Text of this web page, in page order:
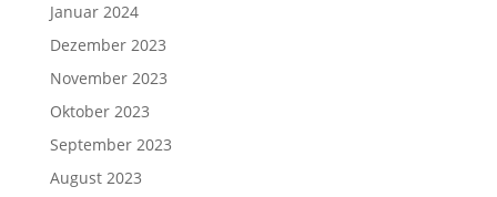
Januar 2024
Dezember 2023
November 2023
Oktober 2023
September 2023
August 2023